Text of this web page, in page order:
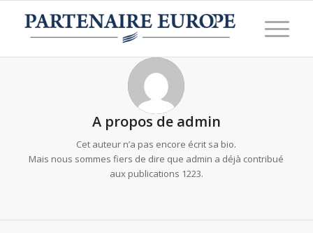
A propos de admin
Cet auteur n’a pas encore écrit sa bio.
Mais nous sommes fiers de dire que admin a déjà contribué
aux publications 1223.